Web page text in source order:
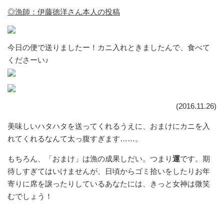
◎漁師：伊藤徳洋さん本人の投稿
今日の便で送りましたー！カニ入れときましたんで、食べて
くださーい♪
(2016.11.26)
美味しいハタハタを送ってくれるうえに、おまけにカニを入
れてくれるなんて太っ腹すぎます……。
もちろん、「おまけ」は漁の成果しだい。つまり運です。期
待しすぎてはいけませんが、日頃からゴミ拾いをしたりお年
寄りに席を譲ったりしているあなたには、きっと女神は微笑
むでしょう！